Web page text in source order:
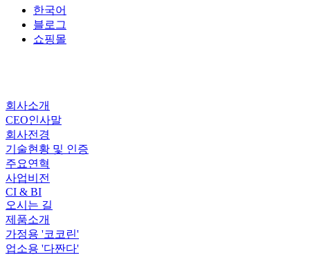
한국어
블로그
쇼핑몰
회사소개
CEO인사말
회사전경
기술현황 및 인증
주요연혁
사업비전
CI & BI
오시는 길
제품소개
가정용 '코코린'
업소용 '다짠다'